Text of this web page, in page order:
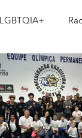
LGBTQIA+
de elite